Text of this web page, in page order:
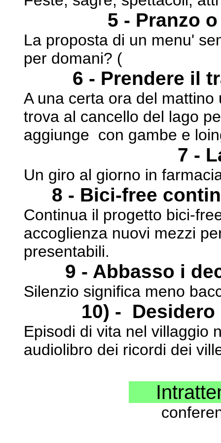
5 - Pranzo
La proposta di un menu'
per domani? (
6 - Prendere il
A una certa ora del
trova al cancello del lago
aggiunge con gambe e
7 -
Un giro al giorno in
8 - Bici-free
Continua il progetto bici-
accoglienza nuovi mezzi
presentabili.
9 - Abbasso i
Silenzio significa meno
10) -
Episodi di vita nel villaggio
audiolibro dei ricordi dei